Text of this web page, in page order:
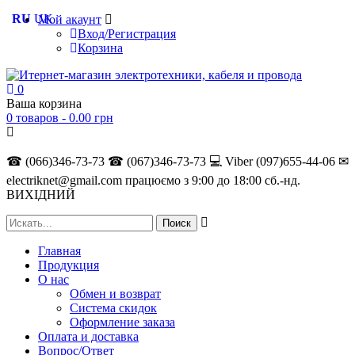
Мой акаунт
Вход/Регистрация
Корзина
0
Ваша корзина
0 товаров - 0.00 грн
☎ (066)346-73-73 ☎ (067)346-73-73 💻 Viber (097)655-44-06 ✉
electriknet@gmail.com працюємо з 9:00 до 18:00 сб.-нд.
ВИХІДНИЙ
Главная
Продукция
О нас
Обмен и возврат
Система скидок
Оформление заказа
Оплата и доставка
Вопрос/Ответ
RU UK